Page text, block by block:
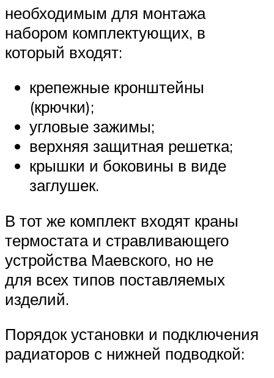
необходимым для монтажа
набором комплектующих, в
который входят:
крепежные кронштейны
(крючки);
угловые зажимы;
верхняя защитная решетка;
крышки и боковины в виде
заглушек.
В тот же комплект входят краны
термостата и стравливающего
устройства Маевского, но не
для всех типов поставляемых
изделий.
Порядок установки и подключения
радиаторов с нижней подводкой: